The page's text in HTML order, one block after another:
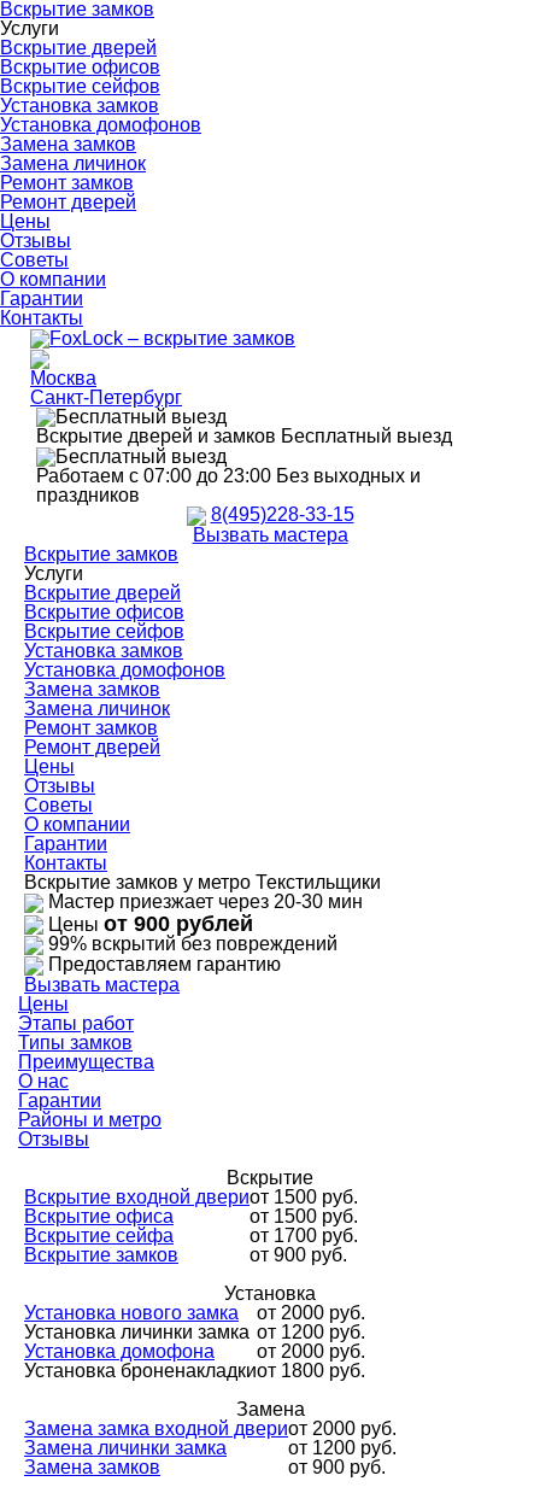
Вскрытие замков
Услуги
Вскрытие дверей
Вскрытие офисов
Вскрытие сейфов
Установка замков
Установка домофонов
Замена замков
Замена личинок
Ремонт замков
Ремонт дверей
Цены
Отзывы
Советы
О компании
Гарантии
Контакты
Москва
Санкт-Петербург
Вскрытие дверей и замков Бесплатный выезд
Работаем с 07:00 до 23:00 Без выходных и
праздников
8(495)228-33-15
Вызвать мастера
Вскрытие замков
Услуги
Вскрытие дверей
Вскрытие офисов
Вскрытие сейфов
Установка замков
Установка домофонов
Замена замков
Замена личинок
Ремонт замков
Ремонт дверей
Цены
Отзывы
Советы
О компании
Гарантии
Контакты
Вскрытие замков у метро Текстильщики
Мастер приезжает через 20-30 мин
Цены от 900 рублей
99% вскрытий без повреждений
Предоставляем гарантию
Вызвать мастера
Цены
Этапы работ
Типы замков
Преимущества
О нас
Гарантии
Районы и метро
Отзывы
Вскрытие
Вскрытие входной двериот 1500 руб.
Вскрытие офиса
от 1500 руб.
Вскрытие сейфа
от 1700 руб.
Вскрытие замков
от 900 руб.
Установка
Установка нового замка
от 2000 руб.
Установка личинки замка от 1200 руб.
Установка домофона
от 2000 руб.
Установка броненакладкиот 1800 руб.
Замена
Замена замка входной двериот 2000 руб.
Замена личинки замка
от 1200 руб.
Замена замков
от 900 руб.